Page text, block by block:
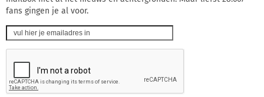
fans gingen je al voor.